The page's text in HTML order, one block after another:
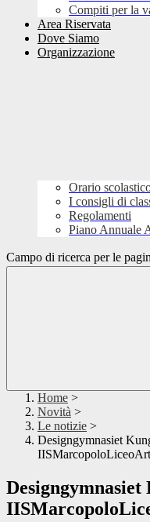
Compiti per la
Area Riservata
Dove Siamo
Organizzazione
Orario
I consigli di
Regolamenti
Piano Annuale
Campo di ricerca per le
Home >
Novità >
Le notizie >
Designgymnasiet
Designgymnasiet